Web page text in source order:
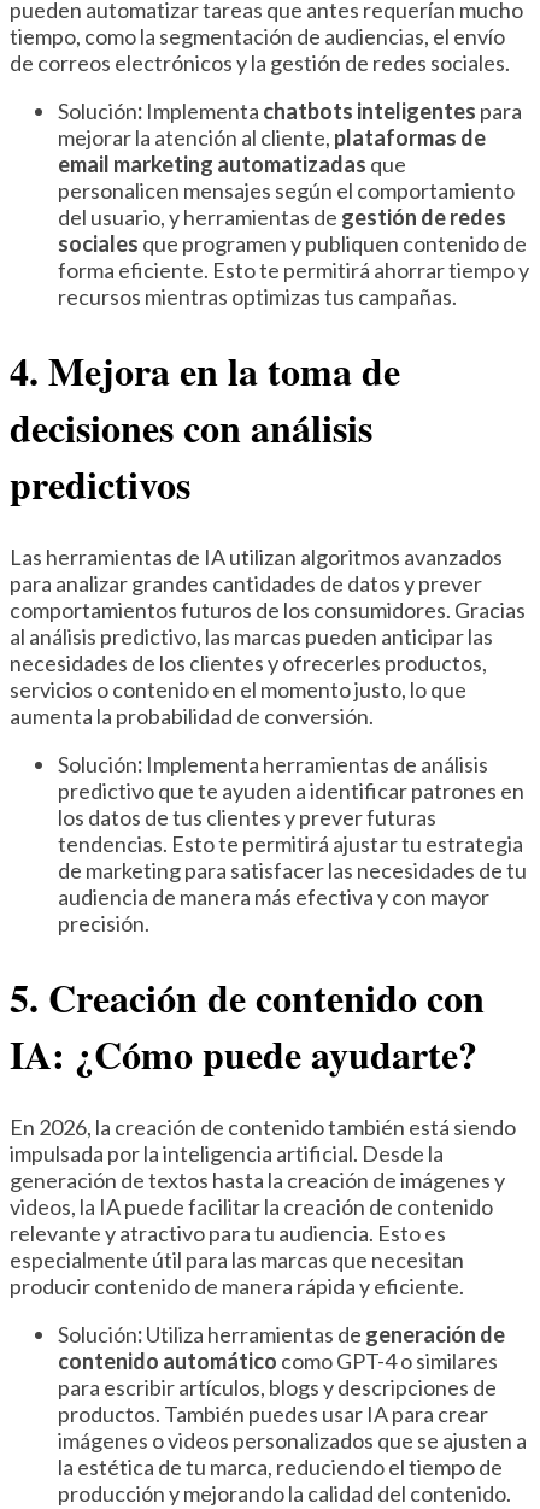
pueden automatizar tareas que antes requerían mucho
tiempo, como la segmentación de audiencias, el envío
de correos electrónicos y la gestión de redes sociales.
Solución: Implementa chatbots inteligentes para
mejorar la atención al cliente, plataformas de
email marketing automatizadas que
personalicen mensajes según el comportamiento
del usuario, y herramientas de gestión de redes
sociales que programen y publiquen contenido de
forma eficiente. Esto te permitirá ahorrar tiempo y
recursos mientras optimizas tus campañas.
4. Mejora en la toma de
decisiones con análisis
predictivos
Las herramientas de IA utilizan algoritmos avanzados
para analizar grandes cantidades de datos y prever
comportamientos futuros de los consumidores. Gracias
al análisis predictivo, las marcas pueden anticipar las
necesidades de los clientes y ofrecerles productos,
servicios o contenido en el momento justo, lo que
aumenta la probabilidad de conversión.
Solución: Implementa herramientas de análisis
predictivo que te ayuden a identificar patrones en
los datos de tus clientes y prever futuras
tendencias. Esto te permitirá ajustar tu estrategia
de marketing para satisfacer las necesidades de tu
audiencia de manera más efectiva y con mayor
precisión.
5. Creación de contenido con
IA: ¿Cómo puede ayudarte?
En 2026, la creación de contenido también está siendo
impulsada por la inteligencia artificial. Desde la
generación de textos hasta la creación de imágenes y
videos, la IA puede facilitar la creación de contenido
relevante y atractivo para tu audiencia. Esto es
especialmente útil para las marcas que necesitan
producir contenido de manera rápida y eficiente.
Solución:Utiliza herramientas de generación de
contenido automático como GPT-4 o similares
para escribir artículos, blogs y descripciones de
productos. También puedes usar IA para crear
imágenes o videos personalizados que se ajusten a
la estética de tu marca, reduciendo el tiempo de
producción y mejorando la calidad del contenido.